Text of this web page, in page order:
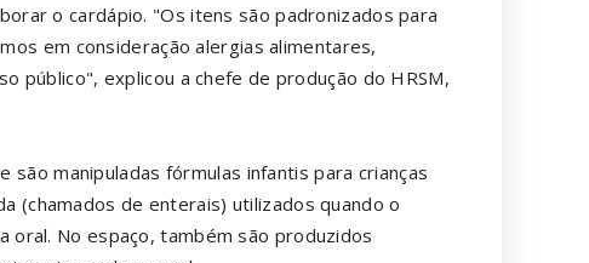
o cardápio. "Os itens são padronizados para
em consideração alergias alimentares,
público", explicou a chefe de produção do HRSM,
manipuladas fórmulas infantis para crianças
(chamados de enterais) utilizados quando o
oral. No espaço, também são produzidos